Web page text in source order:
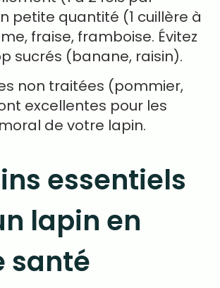
petite quantité (1 cuillère à
fraise, framboise. Évitez
sucrés (banane, raisin).
non traitées (pommier,
excellentes pour les
de votre lapin.
essentiels
lapin en
santé